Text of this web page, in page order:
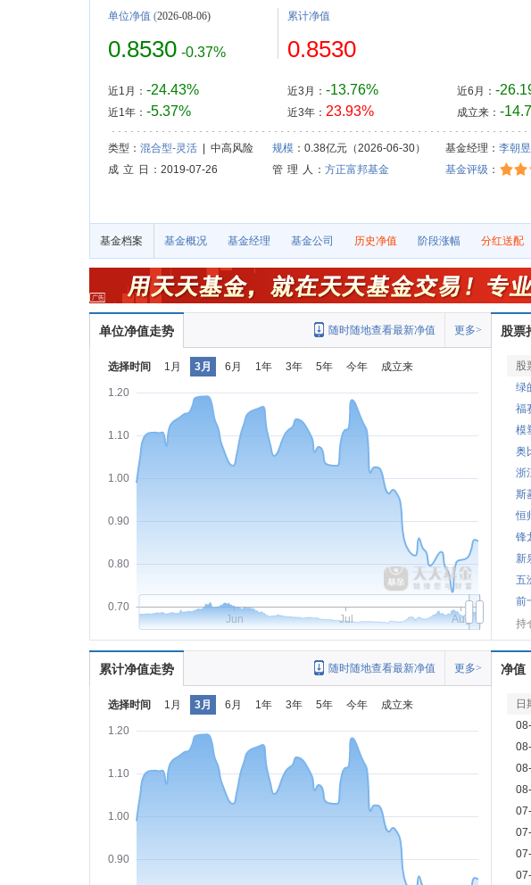
单位净值 (2026-08-06)
0.8530 -0.37%
近1月： -24.43%
近1年： -5.37%
累计净值
0.8530
近3月： -13.76%
近3年： 23.93%
近6月： -
成立来： -
类型： 混合型-灵活| 中高风险 规模：0.38亿元（2026-06-30） 基金经理： 李朝昱
成 立 日
：2019-07-26 管 理 人 ： 方正富邦基金 基金评级 ：
基金档案 基金概况 基金经理 基金公司 历史净值 阶段涨幅 分红送配
单位净值走势 更多>
随时随地查看最新净值
选择时间 1月 3月 6月 1年 3年 5年 今年 成立来
0.70
0.80
0.90
1.00
1.10
1.20
Jun Jul Aug
股票
股
绿
福
模
奥
浙
斯
恒
锋
新
五
前
持
累计净值走势 更多>
随时随地查看最新净值
选择时间 1月 3月 6月 1年 3年 5年 今年 成立来
0.90
1.00
1.10
1.20
净值
日